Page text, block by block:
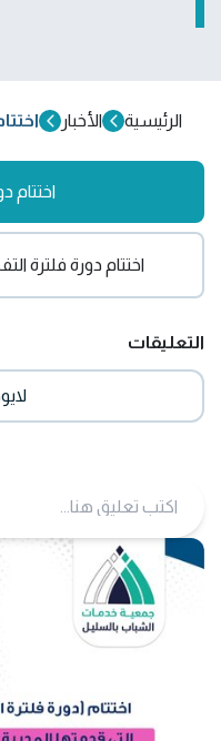
الرئيسية الأخبار
اختتام
اختتام دورة فلترة
التعليقات